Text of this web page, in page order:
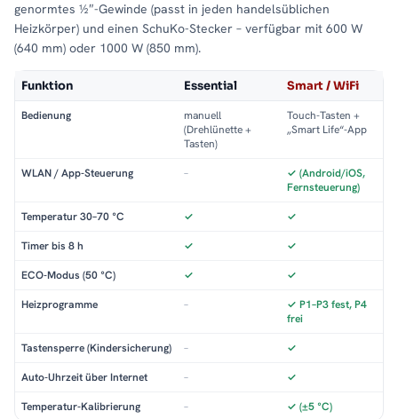
genormtes ½″-Gewinde (passt in jeden handelsüblichen
Heizkörper) und einen SchuKo-Stecker – verfügbar mit 600 W
(640 mm) oder 1000 W (850 mm).
Funktion Essential Smart / WiFi
Bedienung
manuell
(Drehlünette +
Tasten)
Touch-Tasten +
„Smart Life“-App
WLAN / App-Steuerung –
✓ (Android/iOS,
Fernsteuerung)
Temperatur 30–70 °C ✓ ✓
Timer bis 8 h ✓ ✓
ECO-Modus (50 °C) ✓ ✓
Heizprogramme –
✓ P1–P3 fest, P4
frei
Tastensperre (Kindersicherung) – ✓
Auto-Uhrzeit über Internet – ✓
Temperatur-Kalibrierung – ✓ (±5 °C)